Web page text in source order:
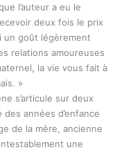
l’auteur a eu le
deux fois le prix
un goût légèrement
relations amoureuses
la vie vous fait à
»
s’articule sur deux
années d’enfance
de la mère, ancienne
une